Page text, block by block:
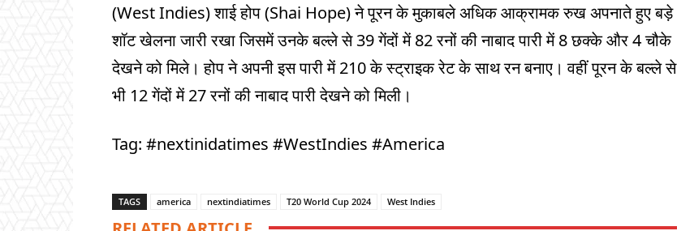
(West Indies) शाई होप (Shai Hope) ने पूरन के मुकाबले अधिक आक्रामक रुख अपनाते हुए बड़े
शॉट खेलना जारी रखा जिसमें उनके बल्ले से 39 गेंदों में 82 रनों की नाबाद पारी में 8 छक्के और 4 चौके
देखने को मिले। होप ने अपनी इस पारी में 210 के स्ट्राइक रेट के साथ रन बनाए। वहीं पूरन के बल्ले से
भी 12 गेंदों में 27 रनों की नाबाद पारी देखने को मिली।
Tag: #nextinidatimes #WestIndies #America
TAGS america nextindiatimes T20 World Cup 2024 West Indies